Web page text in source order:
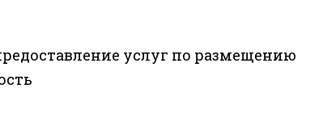
услуг по размещению